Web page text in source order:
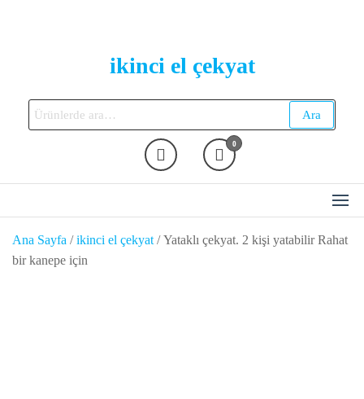
ikinci el çekyat
Ara: Ara
0
Ana Sayfa /ikinci el çekyat / Yataklı çekyat. 2 kişi yatabilir Rahat
bir kanepe için